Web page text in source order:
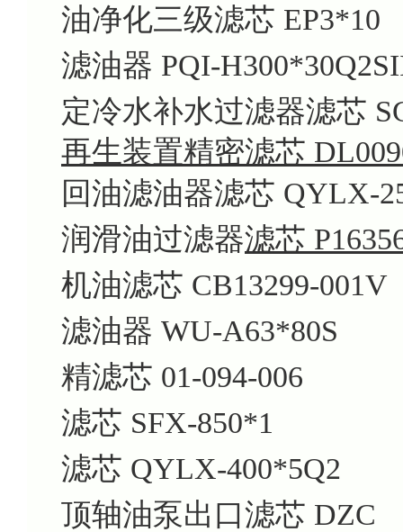
油净化三级滤芯 EP3*10
滤油器 PQI-
定冷水补水过滤器滤芯
再生装置精密滤芯
回油滤油器滤芯 QYLX-
润滑油过滤器滤芯
机油滤芯 CB13299-001V
滤油器 WU-A63*80S
精滤芯 01-094-006
滤芯 SFX-850*1
滤芯 QYLX-400*5Q2
顶轴油泵出口滤芯 DZC